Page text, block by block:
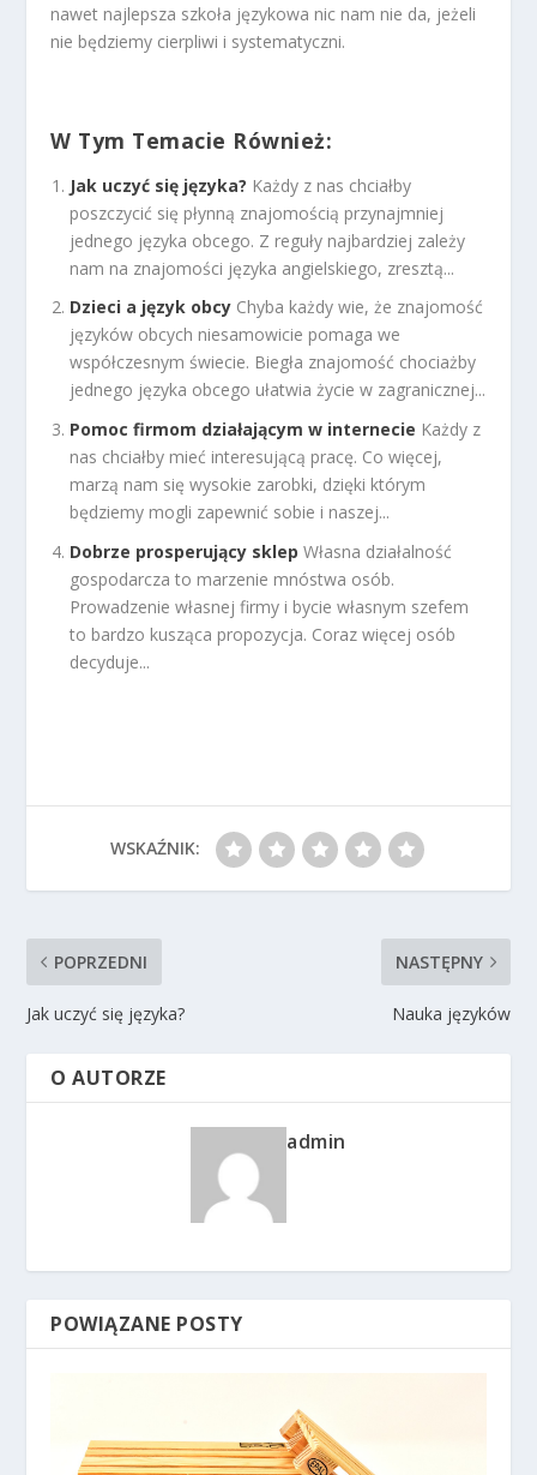
nawet najlepsza szkoła językowa nic nam nie da, jeżeli
nie będziemy cierpliwi i systematyczni.
W Tym Temacie Również:
Jak uczyć się języka? Każdy z nas chciałby
poszczycić się płynną znajomością przynajmniej
jednego języka obcego. Z reguły najbardziej zależy
nam na znajomości języka angielskiego, zresztą...
Dzieci a język obcy Chyba każdy wie, że znajomość
języków obcych niesamowicie pomaga we
współczesnym świecie. Biegła znajomość chociażby
jednego języka obcego ułatwia życie w zagranicznej...
Pomoc firmom działającym w internecie Każdy z
nas chciałby mieć interesującą pracę. Co więcej,
marzą nam się wysokie zarobki, dzięki którym
będziemy mogli zapewnić sobie i naszej...
Dobrze prosperujący sklep Własna działalność
gospodarcza to marzenie mnóstwa osób.
Prowadzenie własnej firmy i bycie własnym szefem
to bardzo kusząca propozycja. Coraz więcej osób
decyduje...
WSKAŹNIK:
POPRZEDNI
Jak uczyć się języka?
NASTĘPNY
Nauka języków
O AUTORZE
admin
POWIĄZANE POSTY